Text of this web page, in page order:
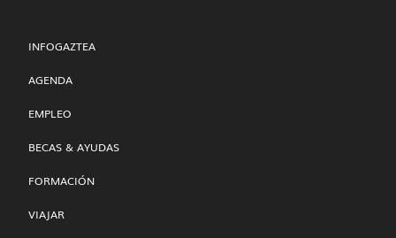
INFOGAZTEA
AGENDA
EMPLEO
BECAS & AYUDAS
FORMACIÓN
VIAJAR